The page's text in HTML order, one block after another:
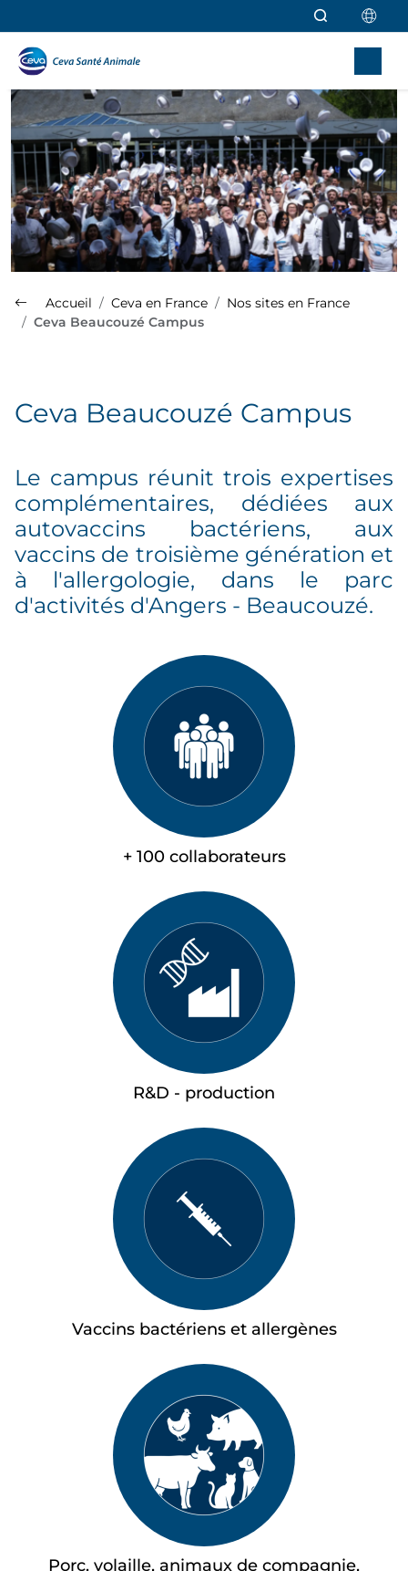
Accueil Ceva en France
Nos sites en France
Ceva Beaucouzé Campus
Ceva Beaucouzé Campus
Le campus réunit trois expertises
complémentaires, dédiées aux
autovaccins bactériens, aux
vaccins de troisième génération et
à l'allergologie, dans le parc
d'activités d'Angers - Beaucouzé.
+ 100 collaborateurs
R&D - production
Vaccins bactériens et allergènes
Porc, volaille, animaux de compagnie,